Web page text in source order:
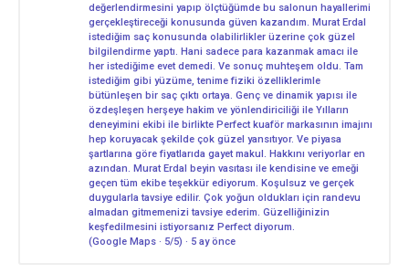
değerlendirmesini yapıp ölçtüğümde bu salonun hayallerimi
gerçekleştireceği konusunda güven kazandım. Murat Erdal
istediğim saç konusunda olabilirlikler üzerine çok güzel
bilgilendirme yaptı. Hani sadece para kazanmak amacı ile
her istediğime evet demedi. Ve sonuç muhteşem oldu. Tam
istediğim gibi yüzüme, tenime fiziki özelliklerimle
bütünleşen bir saç çıktı ortaya. Genç ve dinamik yapısı ile
özdeşleşen herşeye hakim ve yönlendiriciliği ile Yılların
deneyimini ekibi ile birlikte Perfect kuaför markasının imajını
hep koruyacak şekilde çok güzel yansıtıyor. Ve piyasa
şartlarına göre fiyatlarıda gayet makul. Hakkını veriyorlar en
azından. Murat Erdal beyin vasıtası ile kendisine ve emeği
geçen tüm ekibe teşekkür ediyorum. Koşulsuz ve gerçek
duygularla tavsiye edilir. Çok yoğun oldukları için randevu
almadan gitmemenizi tavsiye ederim. Güzelliğinizin
keşfedilmesini istiyorsanız Perfect diyorum.
(Google Maps · 5/5) · 5 ay önce